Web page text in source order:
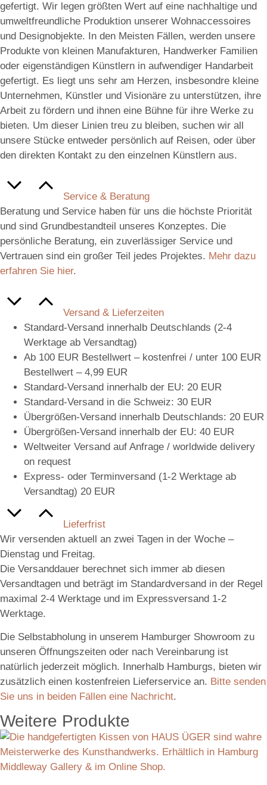
gefertigt. Wir legen größten Wert auf eine nachhaltige und
umweltfreundliche Produktion unserer Wohnaccessoires
und Designobjekte. In den Meisten Fällen, werden unsere
Produkte von kleinen Manufakturen, Handwerker Familien
oder eigenständigen Künstlern in aufwendiger Handarbeit
gefertigt. Es liegt uns sehr am Herzen, insbesondre kleine
Unternehmen, Künstler und Visionäre zu unterstützen, ihre
Arbeit zu fördern und ihnen eine Bühne für ihre Werke zu
bieten. Um dieser Linien treu zu bleiben, suchen wir all
unsere Stücke entweder persönlich auf Reisen, oder über
den direkten Kontakt zu den einzelnen Künstlern aus.
Service & Beratung
Beratung und Service haben für uns die höchste Priorität
und sind Grundbestandteil unseres Konzeptes. Die
persönliche Beratung, ein zuverlässiger Service und
Vertrauen sind ein großer Teil jedes Projektes. Mehr dazu
erfahren Sie hier.
Versand & Lieferzeiten
Standard-Versand innerhalb Deutschlands (2-4
Werktage ab Versandtag)
Ab 100 EUR Bestellwert – kostenfrei / unter 100 EUR
Bestellwert – 4,99 EUR
Standard-Versand innerhalb der EU: 20 EUR
Standard-Versand in die Schweiz: 30 EUR
Übergrößen-Versand innerhalb Deutschlands: 20 EUR
Übergrößen-Versand innerhalb der EU: 40 EUR
Weltweiter Versand auf Anfrage / worldwide delivery
on request
Express- oder Terminversand (1-2 Werktage ab
Versandtag) 20 EUR
Lieferfrist
Wir versenden aktuell an zwei Tagen in der Woche –
Dienstag und Freitag.
Die Versanddauer berechnet sich immer ab diesen
Versandtagen und beträgt im Standardversand in der Regel
maximal 2-4 Werktage und im Expressversand 1-2
Werktage.
Die Selbstabholung in unserem Hamburger Showroom zu
unseren Öffnungszeiten oder nach Vereinbarung ist
natürlich jederzeit möglich. Innerhalb Hamburgs, bieten wir
zusätzlich einen kostenfreien Lieferservice an. Bitte senden
Sie uns in beiden Fällen eine Nachricht.
Weitere Produkte